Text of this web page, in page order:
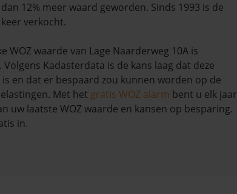
12% meer waard geworden. Sinds 1993 is de
verkocht.
WOZ waarde van Lage Naarderweg 10A is
Volgens Kadasterdata is de kans laag dat deze
en dat er bespaard zou kunnen worden op de
Met het gratis WOZ alarm bent u elk jaar
uw laatste WOZ waarde en kansen op besparing.
in.